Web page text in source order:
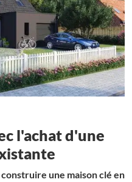
l'achat d'une
construire une maison clé en